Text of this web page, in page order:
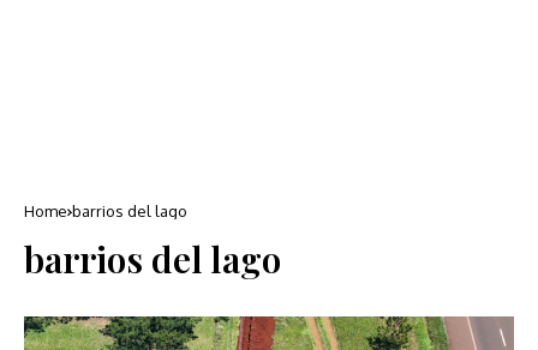
Home barrios del lago
barrios del lago